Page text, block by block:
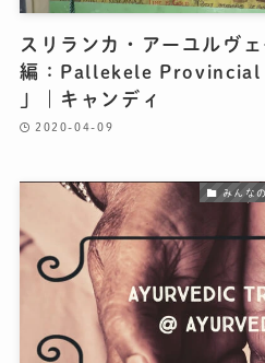
スリランカ・アーユルヴ
編：Pallekele
」｜キャンディ
2020-04-09
みんな